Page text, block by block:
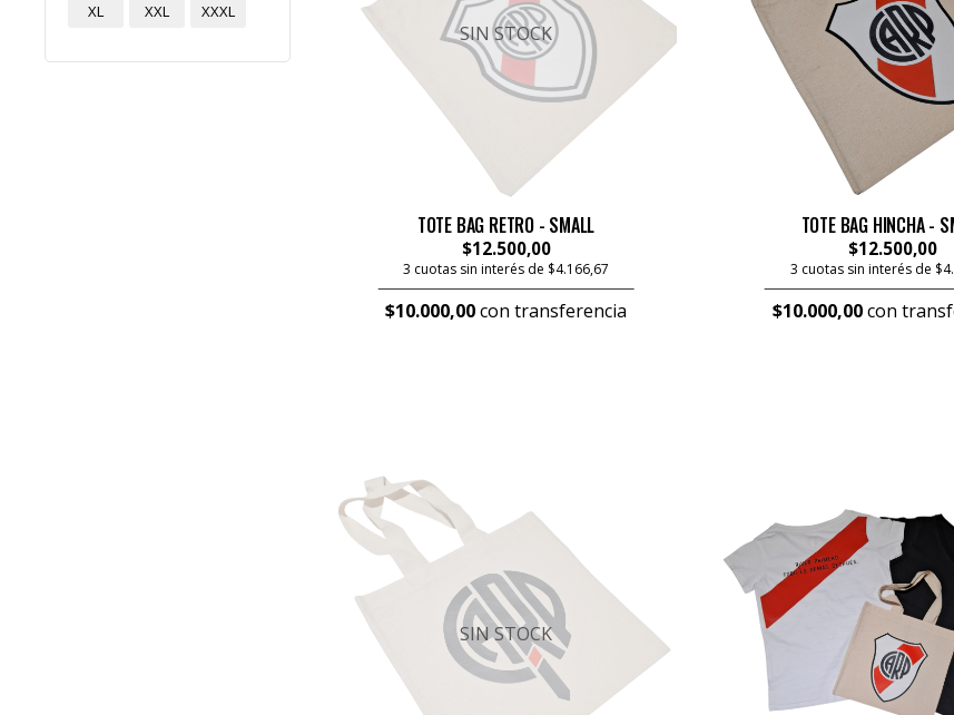
XL XXL XXXL
SIN STOCK
TOTE BAG RETRO - SMALL
$12.500,00
3 cuotas sin interés de $4.166,67
$10.000,00con transferencia
TOTE BAG HINCHA -
$12.500,00
3 cuotas sin interés de
$10.000,00con
SIN STOCK